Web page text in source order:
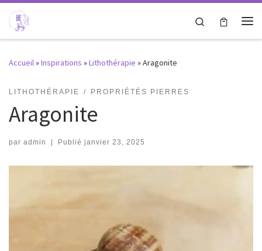
Passer au contenu
Search
Accueil»Inspirations »Lithothérapie »Aragonite
LITHOTHÉRAPIE PROPRIÉTÉS PIERRES
Aragonite
par admin | Publié janvier 23, 2025